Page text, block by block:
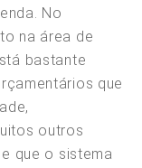
No
na área de
bastante
que
outros
que o sistema